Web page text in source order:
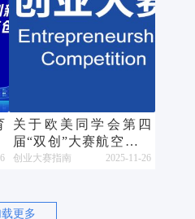
关于欧美同学会第四
届“双创”大赛航空航天
卫星产业赛区（河南郑
创业大赛指南 2025-11-26
载更多